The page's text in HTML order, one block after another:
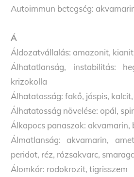
Autoimmun betegség:
Á
Áldozatvállalás: amazonit,
Álhatatlanság, instabilitás:
krizokolla
Álhatatosság: fakő, jáspis,
Álhatatosság növelése: opál,
Álkapocs panaszok: akvamarin,
Álmatlanság: akvamarin,
peridot, réz, rózsakvarc,
Álomkór: rodokrozit, tigrisszem